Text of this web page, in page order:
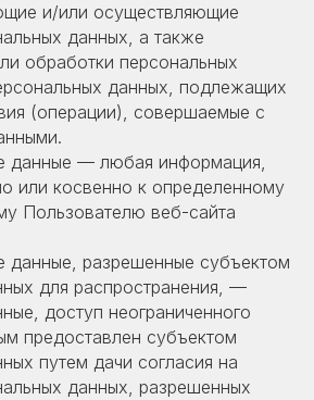
и/или осуществляющие
данных, а также
обработки персональных
данных, подлежащих
(операции), совершаемые с
данные — любая информация,
или косвенно к определенному
Пользователю веб-сайта
данные, разрешенные субъектом
для распространения, —
доступ неограниченного
предоставлен субъектом
путем дачи согласия на
данных, разрешенных